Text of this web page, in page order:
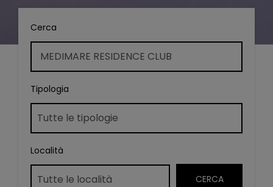
Cerca
Tipologia
Località